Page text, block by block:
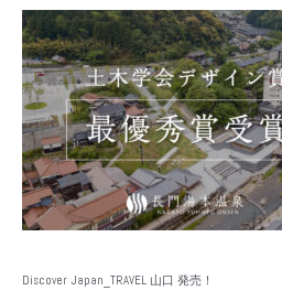
Discover Japan_TRAVEL 山口 発売！